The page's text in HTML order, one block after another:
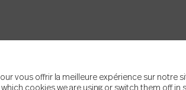
vous offrir la meilleure expérience sur notre
cookies we are using or switch them off in